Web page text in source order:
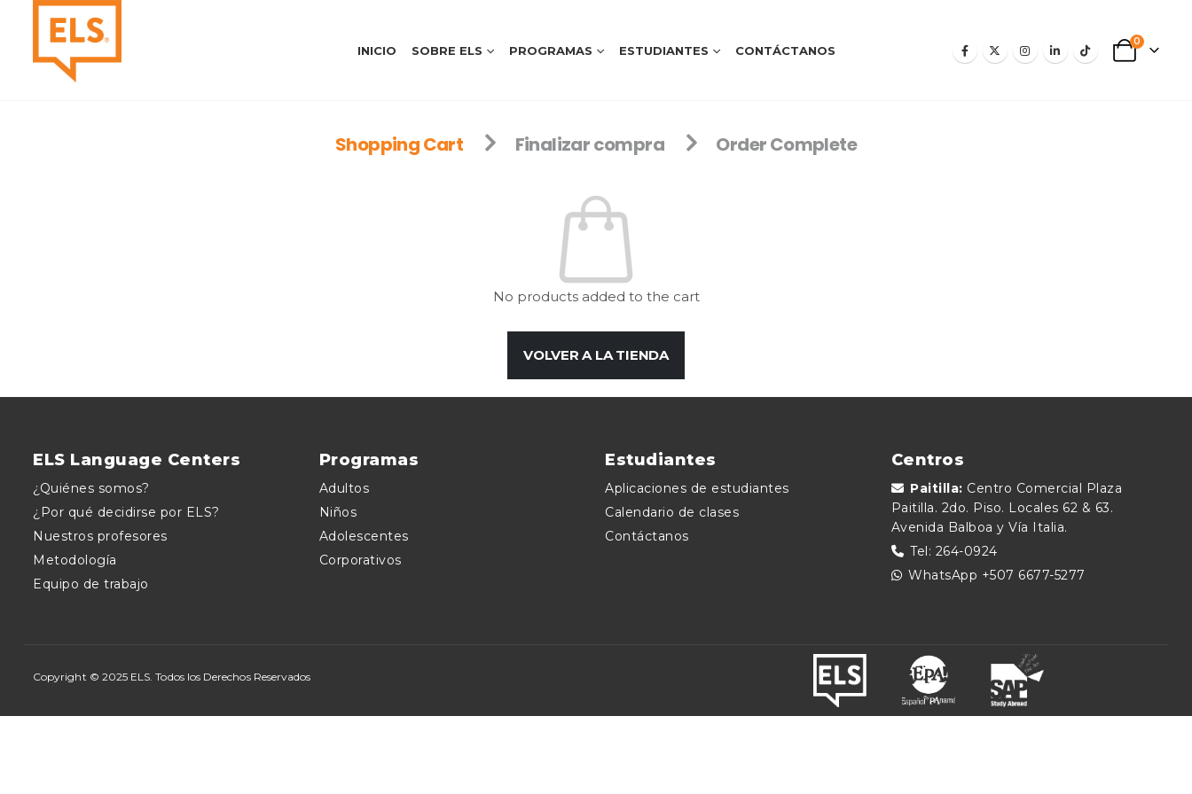
INICIO SOBRE ELS PROGRAMAS ESTUDIANTES CONTÁCTANOS
0
Shopping Cart Finalizar compra Order Complete
No products added to the cart
VOLVER A LA TIENDA
ELS Language Centers
¿Quiénes somos?
¿Por qué decidirse por ELS?
Nuestros profesores
Metodología
Equipo de trabajo
Programas
Adultos
Niños
Adolescentes
Corporativos
Estudiantes
Aplicaciones de estudiantes
Calendario de clases
Contáctanos
Centros
Paitilla: Centro Comercial Plaza
Paitilla. 2do. Piso. Locales 62 & 63.
Avenida Balboa y Vía Italia.
Tel: 264-0924
WhatsApp +507 6677-5277
Copyright © 2025 ELS. Todos los Derechos Reservados